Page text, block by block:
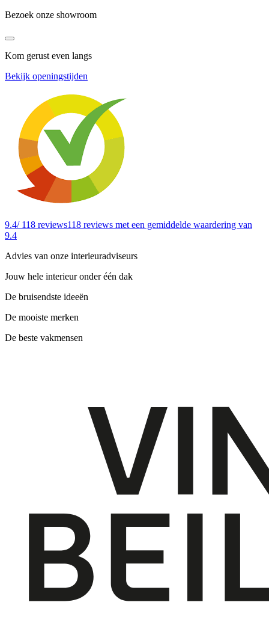
Bezoek onze showroom
Kom gerust even langs
Bekijk openingstijden
9.4/ 118 reviews118 reviews met een gemiddelde waardering van
9.4
Advies van onze interieuradviseurs
Jouw hele interieur onder één dak
De bruisendste ideeën
De mooiste merken
De beste vakmensen